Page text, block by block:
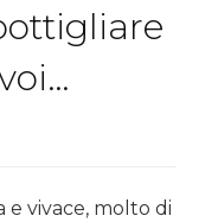
e vivace, molto di